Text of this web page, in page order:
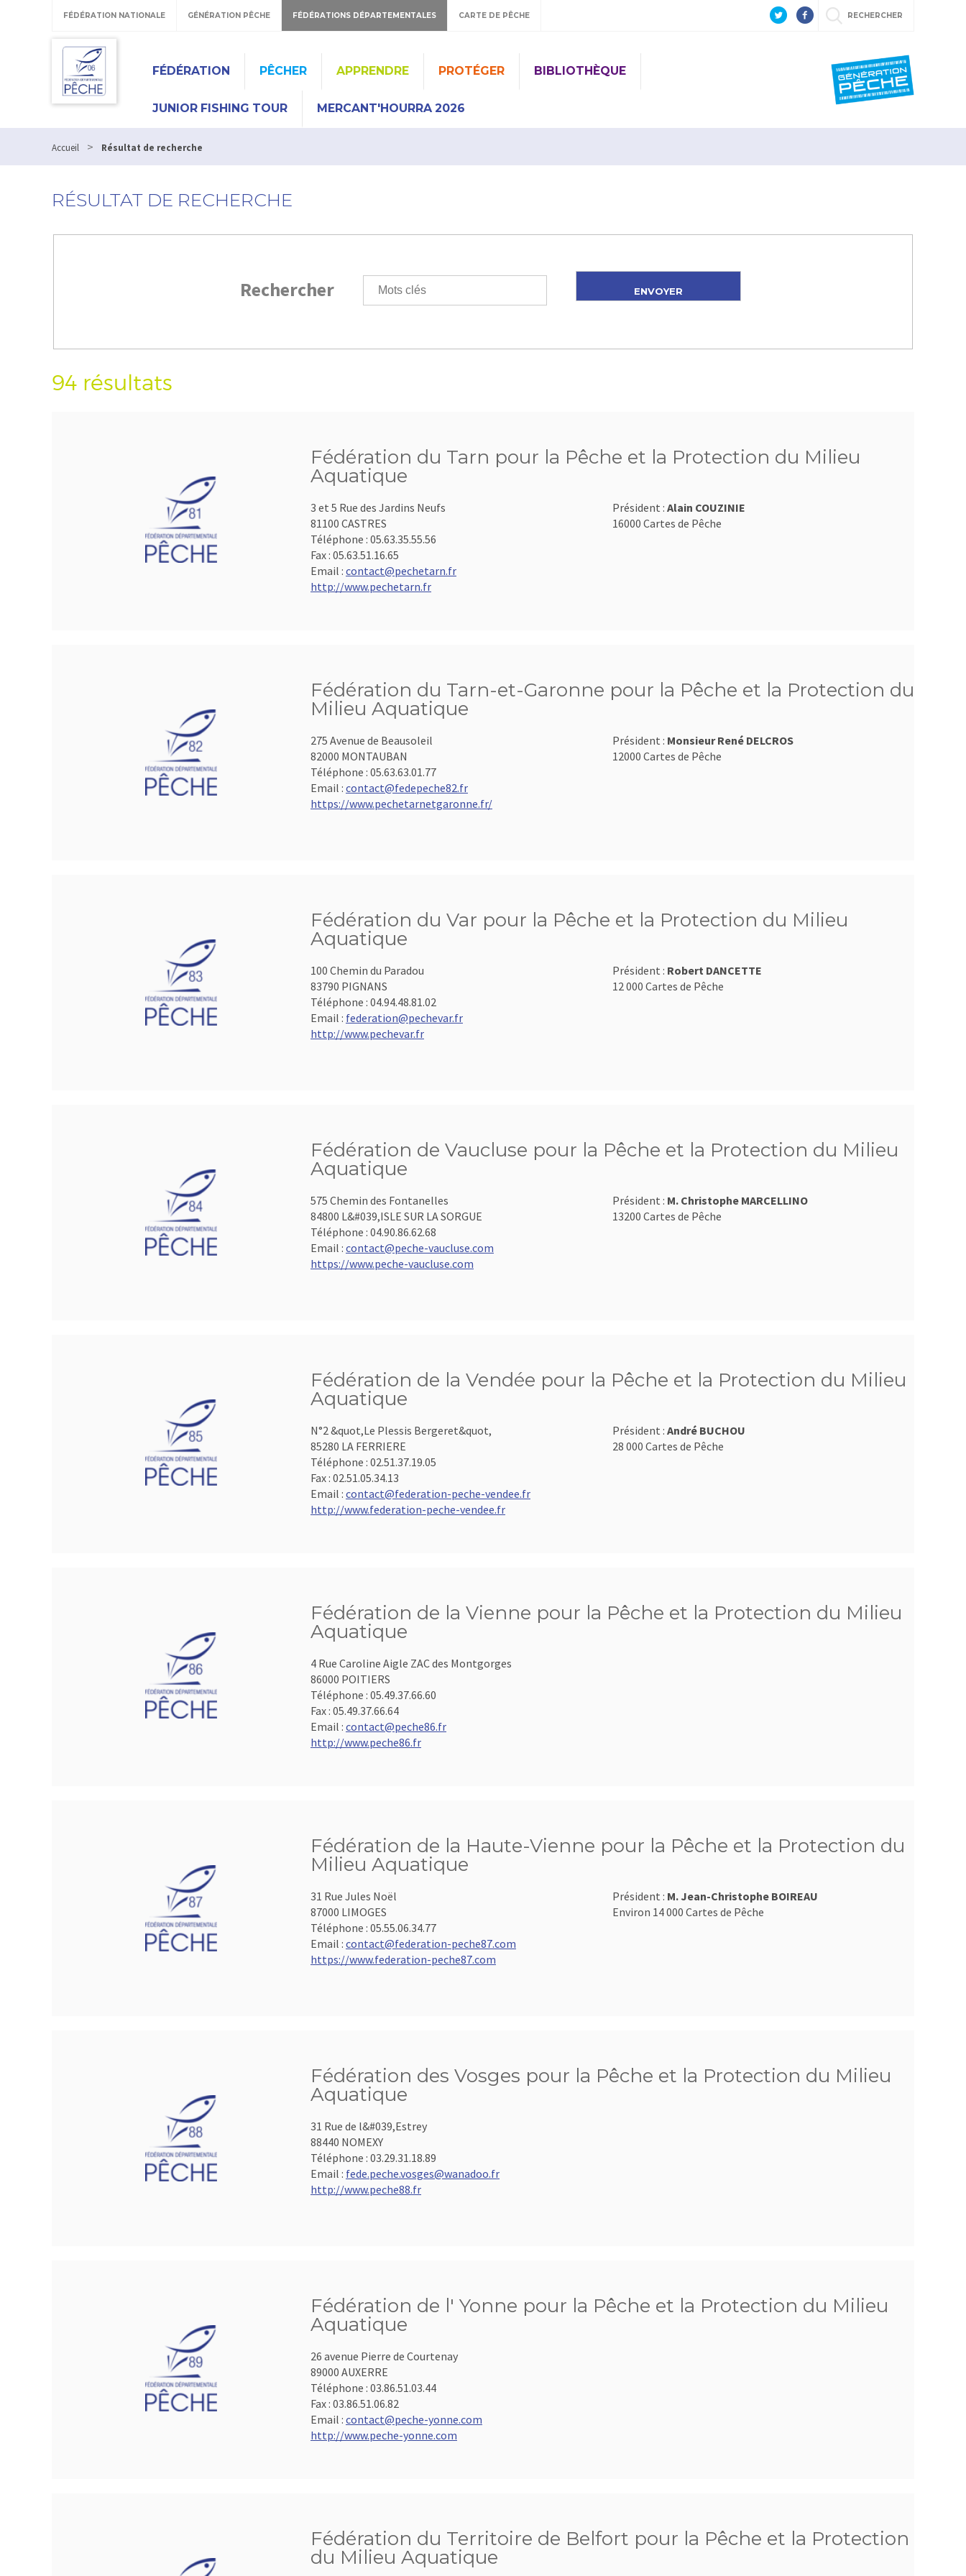
FÉDÉRATION NATIONALE GÉNÉRATION PÊCHE FÉDÉRATIONS DÉPARTEMENTALES CARTE DE PÊCHE RECHERCHER
FÉDÉRATION PÊCHER APPRENDRE PROTÉGER BIBLIOTHÈQUE
JUNIOR FISHING TOUR MERCANT'HOURRA 2026
Accueil > Résultat de recherche
RÉSULTAT DE RECHERCHE
Rechercher
94 résultats
Fédération du Tarn pour la Pêche et la Protection du Milieu
Aquatique
3 et 5 Rue des Jardins Neufs
81100 CASTRES
Téléphone : 05.63.35.55.56
Fax : 05.63.51.16.65
Email : contact@pechetarn.fr
http://www.pechetarn.fr
Président : Alain COUZINIE
16000 Cartes de Pêche
Fédération du Tarn-et-Garonne pour la Pêche et la Protection du
Milieu Aquatique
275 Avenue de Beausoleil
82000 MONTAUBAN
Téléphone : 05.63.63.01.77
Email : contact@fedepeche82.fr
https://www.pechetarnetgaronne.fr/
Président : Monsieur René DELCROS
12000 Cartes de Pêche
Fédération du Var pour la Pêche et la Protection du Milieu
Aquatique
100 Chemin du Paradou
83790 PIGNANS
Téléphone : 04.94.48.81.02
Email : federation@pechevar.fr
http://www.pechevar.fr
Président : Robert DANCETTE
12 000 Cartes de Pêche
Fédération de Vaucluse pour la Pêche et la Protection du Milieu
Aquatique
575 Chemin des Fontanelles
84800 L&#039,ISLE SUR LA SORGUE
Téléphone : 04.90.86.62.68
Email : contact@peche-vaucluse.com
https://www.peche-vaucluse.com
Président : M. Christophe MARCELLINO
13200 Cartes de Pêche
Fédération de la Vendée pour la Pêche et la Protection du Milieu
Aquatique
N°2 &quot,Le Plessis Bergeret&quot,
85280 LA FERRIERE
Téléphone : 02.51.37.19.05
Fax : 02.51.05.34.13
Email : contact@federation-peche-vendee.fr
http://www.federation-peche-vendee.fr
Président : André BUCHOU
28 000 Cartes de Pêche
Fédération de la Vienne pour la Pêche et la Protection du Milieu
Aquatique
4 Rue Caroline Aigle ZAC des Montgorges
86000 POITIERS
Téléphone : 05.49.37.66.60
Fax : 05.49.37.66.64
Email : contact@peche86.fr
http://www.peche86.fr
Fédération de la Haute-Vienne pour la Pêche et la Protection du
Milieu Aquatique
31 Rue Jules Noël
87000 LIMOGES
Téléphone : 05.55.06.34.77
Email : contact@federation-peche87.com
https://www.federation-peche87.com
Président : M. Jean-Christophe BOIREAU
Environ 14 000 Cartes de Pêche
Fédération des Vosges pour la Pêche et la Protection du Milieu
Aquatique
31 Rue de l&#039,Estrey
88440 NOMEXY
Téléphone : 03.29.31.18.89
Email : fede.peche.vosges@wanadoo.fr
http://www.peche88.fr
Fédération de l' Yonne pour la Pêche et la Protection du Milieu
Aquatique
26 avenue Pierre de Courtenay
89000 AUXERRE
Téléphone : 03.86.51.03.44
Fax : 03.86.51.06.82
Email : contact@peche-yonne.com
http://www.peche-yonne.com
Fédération du Territoire de Belfort pour la Pêche et la Protection
du Milieu Aquatique